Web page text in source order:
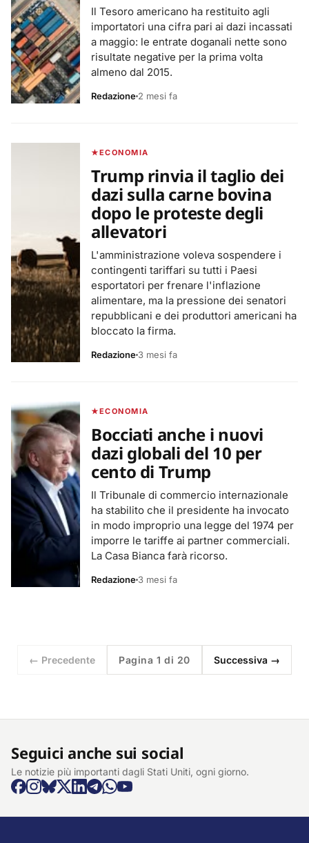
Il Tesoro americano ha restituito agli
importatori una cifra pari ai dazi incassati
a maggio: le entrate doganali nette sono
risultate negative per la prima volta
almeno dal 2015.
Redazione 2 mesi fa
ECONOMIA
Trump rinvia il taglio dei
dazi sulla carne bovina
dopo le proteste degli
allevatori
L'amministrazione voleva sospendere i
contingenti tariffari su tutti i Paesi
esportatori per frenare l'inflazione
alimentare, ma la pressione dei senatori
repubblicani e dei produttori americani ha
bloccato la firma.
Redazione 3 mesi fa
ECONOMIA
Bocciati anche i nuovi
dazi globali del 10 per
cento di Trump
Il Tribunale di commercio internazionale
ha stabilito che il presidente ha invocato
in modo improprio una legge del 1974 per
imporre le tariffe ai partner commerciali.
La Casa Bianca farà ricorso.
Redazione 3 mesi fa
← Precedente Pagina 1 di 20 Successiva →
Seguici anche sui social
Le notizie più importanti dagli Stati Uniti, ogni giorno.